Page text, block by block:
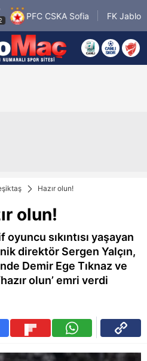
PFC CSKA Sofia FK Jablonec
Hazır olun!
olun!
sıkıntısı yaşayan
direktör Sergen Yalçın,
Demir Ege Tıknaz ve
olun’ emri verdi